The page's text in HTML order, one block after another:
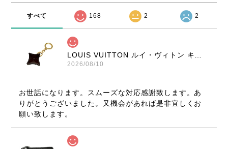
すべて 168 2 2
LOUIS VUITTON ルイ・ヴィトン キーリング フラワーモチーフ ブラウン ノベルティ アクセサリー 8314-202209
2026/08/10
お世話になります。スムーズな対応感謝致します。あ
りがとうございました。又機会があれば是非宜しくお
願い致します。